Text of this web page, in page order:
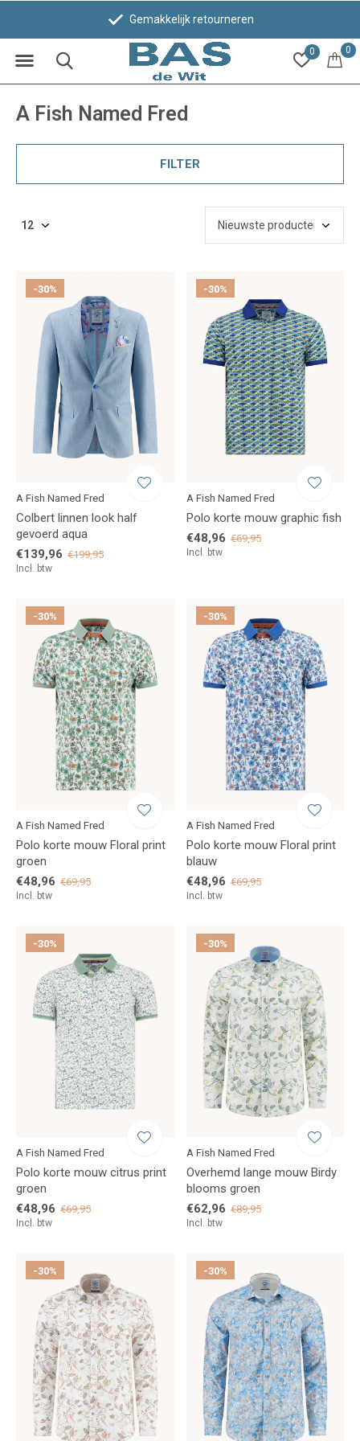
0 0
Gemakkelijk retourneren
A Fish Named Fred
FILTER
-30%
A Fish Named Fred
Colbert linnen look half
gevoerd aqua
€139,96 €199,95
Incl. btw
-30%
A Fish Named Fred
Polo korte mouw graphic fish
€48,96 €69,95
Incl. btw
-30%
A Fish Named Fred
Polo korte mouw Floral print
groen
€48,96 €69,95
Incl. btw
-30%
A Fish Named Fred
Polo korte mouw Floral print
blauw
€48,96 €69,95
Incl. btw
-30%
A Fish Named Fred
Polo korte mouw citrus print
groen
€48,96 €69,95
Incl. btw
-30%
A Fish Named Fred
Overhemd lange mouw Birdy
blooms groen
€62,96 €89,95
Incl. btw
-30% -30%